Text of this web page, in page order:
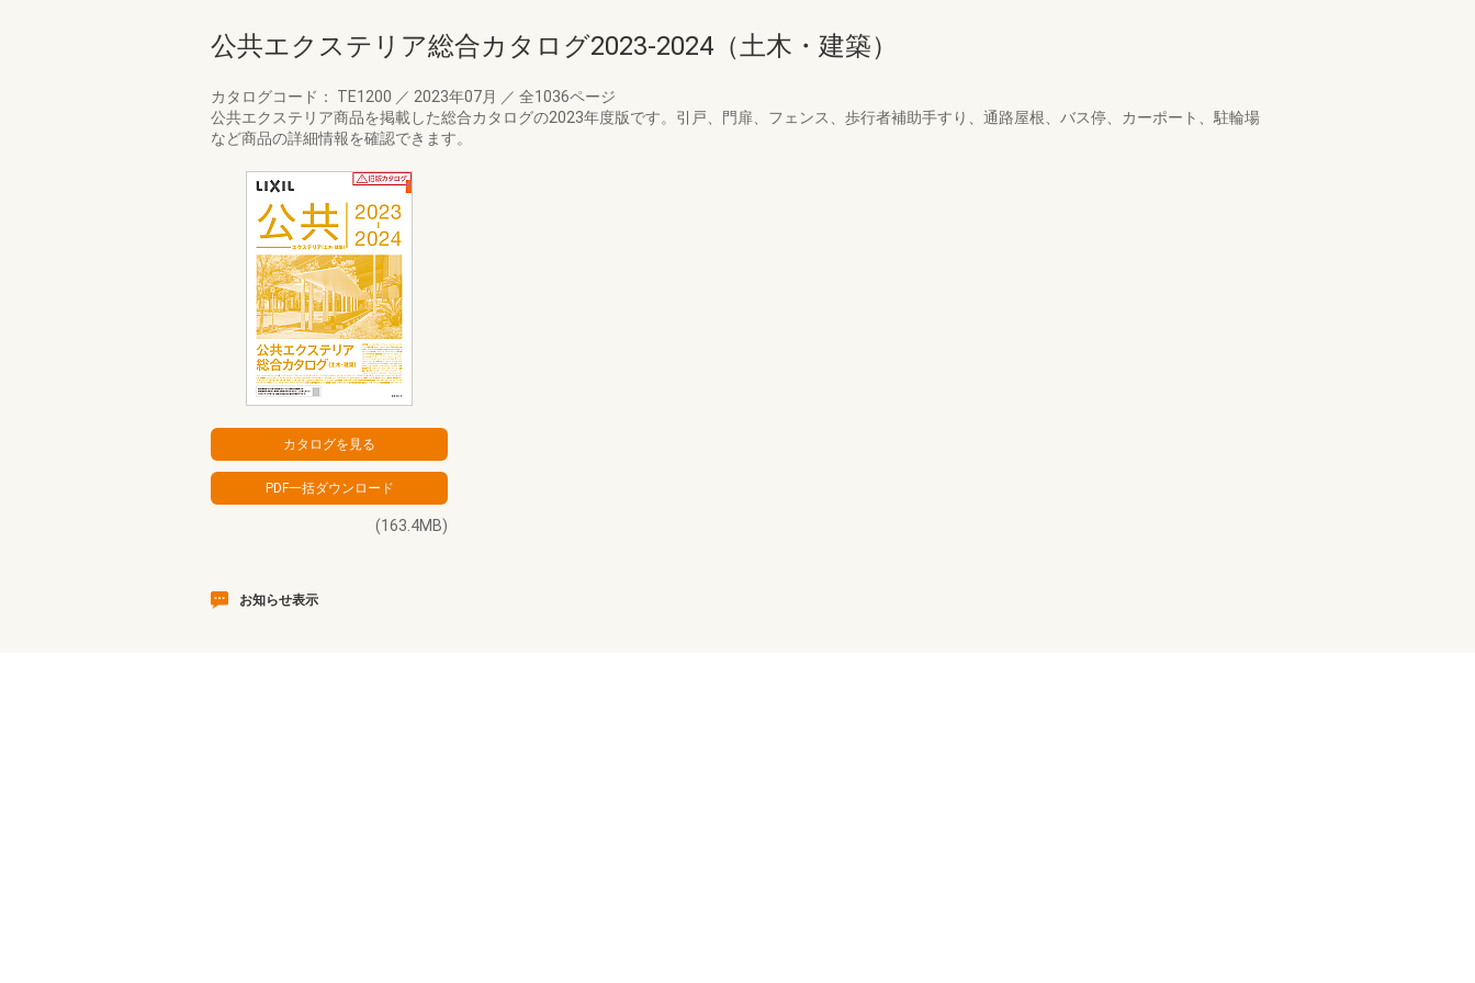
公共エクステリア総合カタログ2023-2024（土木・建築）
カタログコード： TE1200 ／ 2023年07月 ／ 全1036ページ
公共エクステリア商品を掲載した総合カタログの2023年度版です。引戸、門扉、フェンス、歩行者補助手すり、通路屋根、バス停、カーポート、駐輪場
など商品の詳細情報を確認できます。
(163.4MB)
お知らせ表示